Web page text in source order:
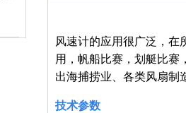
风速计的应用很广泛，在
用，帆船比赛，划艇比赛
出海捕捞业、各类风扇制
技术参数